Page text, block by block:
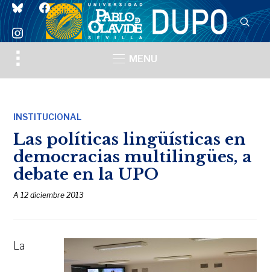
blueskyfacebook
instagram
Toggle
sidebar
MENU
INSTITUCIONAL
Las políticas lingüísticas en
democracias multilingües, a
debate en la UPO
A12 diciembre 2013
La